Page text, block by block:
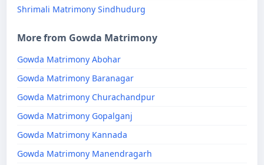
Shrimali Matrimony Sindhudurg
More from Gowda Matrimony
Gowda Matrimony Abohar
Gowda Matrimony Baranagar
Gowda Matrimony Churachandpur
Gowda Matrimony Gopalganj
Gowda Matrimony Kannada
Gowda Matrimony Manendragarh